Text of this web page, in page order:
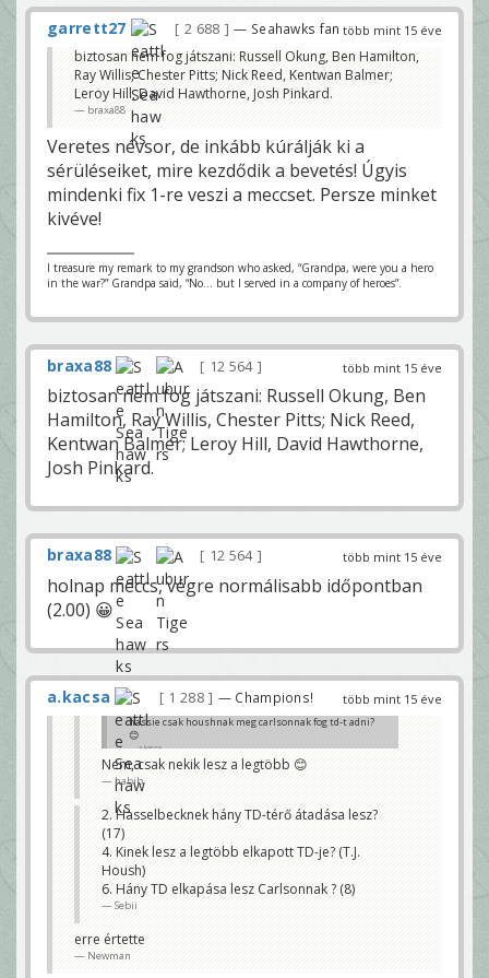
több mint 15 éve
garrett27 2 688 — Seahawks fan
biztosan nem fog játszani: Russell Okung, Ben Hamilton,
Ray Willis, Chester Pitts; Nick Reed, Kentwan Balmer;
Leroy Hill, David Hawthorne, Josh Pinkard.
braxa88
Veretes névsor, de inkább kúrálják ki a
sérüléseiket, mire kezdődik a bevetés! Úgyis
mindenki fix 1-re veszi a meccset. Persze minket
kivéve!
I treasure my remark to my grandson who asked, “Grandpa, were you a hero
in the war?” Grandpa said, “No… but I served in a company of heroes”.
több mint 15 éve
braxa88 12 564
biztosan nem fog játszani: Russell Okung, Ben
Hamilton, Ray Willis, Chester Pitts; Nick Reed,
Kentwan Balmer; Leroy Hill, David Hawthorne,
Josh Pinkard.
több mint 15 éve
braxa88 12 564
holnap meccs, végre normálisabb időpontban
(2.00) 😀
több mint 15 éve
a.kacsa 1 288 — Champions!
hassie csak houshnak meg carlsonnak fog td-t adni?
😊
a.kacsa
Nem, csak nekik lesz a legtöbb 😊
habib
2. Hasselbecknek hány TD-térő átadása lesz?
(17)
4. Kinek lesz a legtöbb elkapott TD-je? (T.J.
Housh)
6. Hány TD elkapása lesz Carlsonnak ? (8)
Sebii
erre értette
Newman